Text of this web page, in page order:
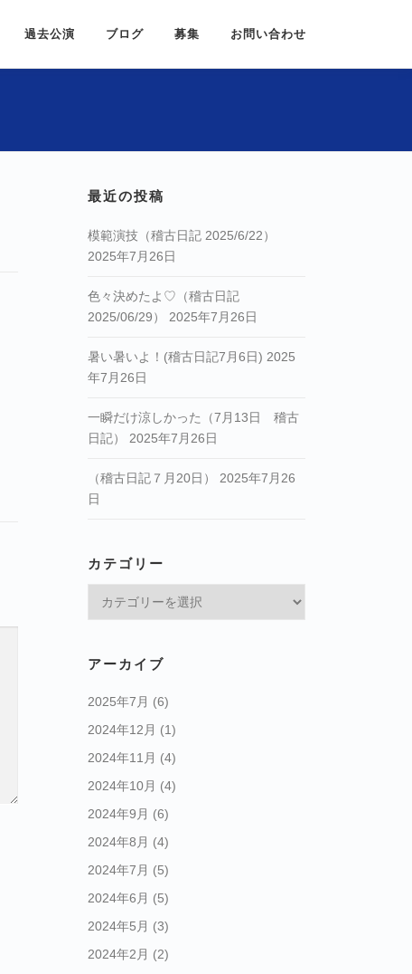
過去公演 ブログ 募集 お問い合わせ
最近の投稿
模範演技（稽古日記 2025/6/22）
2025年7月26日
色々決めたよ♡（稽古日記
2025/06/29）
2025年7月26日
暑い暑いよ！(稽古日記7月6日) 2025
年7月26日
一瞬だけ涼しかった（7月13日 稽古
日記）
2025年7月26日
（稽古日記７月20日）
2025年7月26
日
カテゴリー
アーカイブ
2025年7月 (6)
2024年12月 (1)
2024年11月 (4)
2024年10月 (4)
2024年9月 (6)
2024年8月 (4)
2024年7月 (5)
2024年6月 (5)
2024年5月 (3)
2024年2月 (2)